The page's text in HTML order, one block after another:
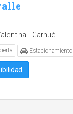
- Carhué
Estacionamiento